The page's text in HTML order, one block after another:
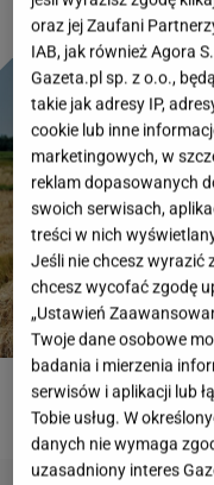
oraz jej Zaufani
IAB, jak również Agora
Gazeta.pl sp. z o.o.,
takie jak adresy IP,
cookie lub inne
marketingowych, w
reklam dopasowanych
swoich serwisach,
treści w nich
Jeśli nie chcesz wyrazić
chcesz wycofać zgodę
„Ustawień
Twoje dane osobowe
badania i mierzenia
serwisów i aplikacji lub
Tobie usług. W
danych nie wymaga
uzasadniony interes